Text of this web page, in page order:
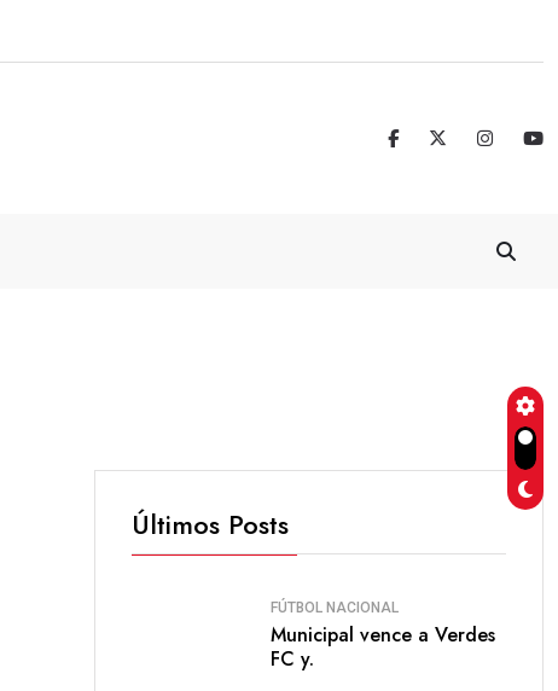
Últimos Posts
FÚTBOL NACIONAL
Municipal vence a Verdes
FC y.